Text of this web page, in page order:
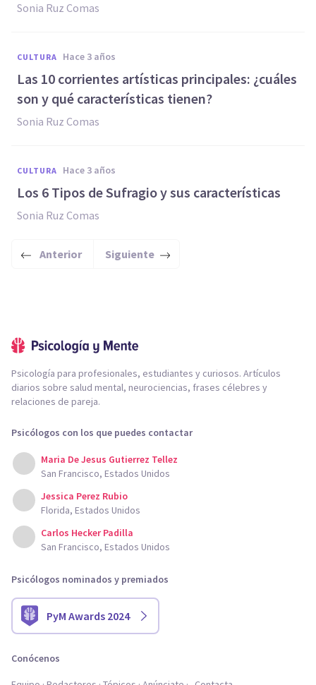
Sonia Ruz Comas
CULTURA hace 3 años
Las 10 corrientes artísticas principales: ¿cuáles
son y qué características tienen?
Sonia Ruz Comas
CULTURA hace 3 años
Los 6 Tipos de Sufragio y sus características
Sonia Ruz Comas
Anterior Siguiente
Psicología para profesionales, estudiantes y curiosos. Artículos
diarios sobre salud mental, neurociencias, frases célebres y
relaciones de pareja.
Psicólogos con los que puedes contactar
Maria De Jesus Gutierrez Tellez
San Francisco, Estados Unidos
Jessica Perez Rubio
Florida, Estados Unidos
Carlos Hecker Padilla
San Francisco, Estados Unidos
Psicólogos nominados y premiados
PyM Awards 2024
Conócenos